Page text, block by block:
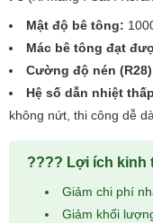
Mật độ bê tông:
Mác bê tông đạt
Cường độ nén
Hệ số dẫn nhiệt
không nứt, thi công dễ
???? Lợi ích kinh
Giảm chi phí
Giảm khối